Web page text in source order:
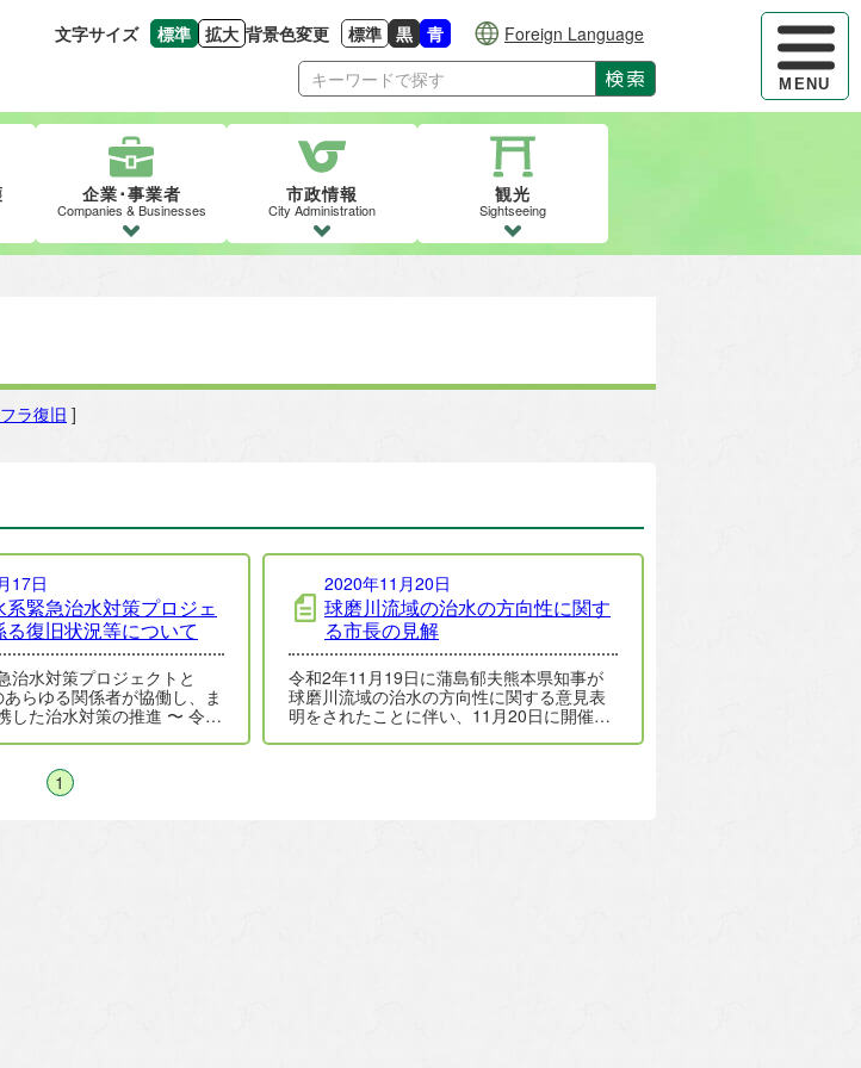
ハンバー
MENU
文字サイズ 標準
文字の大きさをもとの大きさに戻す
拡大
文字を大きくする
背景色変更 標準
背景色の変更：白
黒
背景色の変更：黒
青
背景色の変更：青
Foreign Language
検索
企業･事業者
Companies & Businesses
市政情報
City Administration
観光
Sightseeing
ラ復旧 ]
17日
系緊急治水対策プロジェ
る復旧状況等について
治水対策プロジェクトと
治水対策の推進 〜 令和
2020年11月20日
球磨川流域の治水の方向性に関す
る市長の見解
令和2年11月19日に蒲島郁夫熊本県知事が
球磨川流域の治水の方向性に関する意見表
明をされたことに伴い、11月20日に開催さ
人…
1